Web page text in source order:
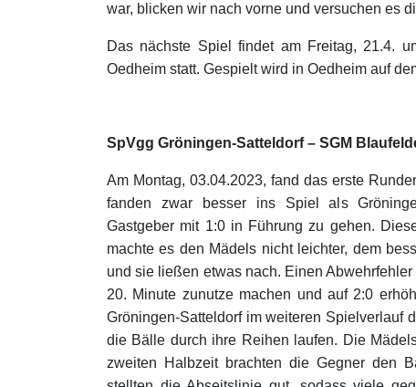
war, blicken wir nach vorne und versuchen es
Das nächste Spiel findet am Freitag, 21.4.
Oedheim statt. Gespielt wird in Oedheim auf
SpVgg Gröningen-Satteldorf – SGM
Am Montag, 03.04.2023, fand das erste
fanden zwar besser ins Spiel als
Gastgeber mit 1:0 in Führung zu gehen.
machte es den Mädels nicht leichter, dem
und sie ließen etwas nach. Einen
20. Minute zunutze machen und auf 2:0
Gröningen-Satteldorf im weiteren Spielverlauf
die Bälle durch ihre Reihen laufen. Die
zweiten Halbzeit brachten die Gegner den